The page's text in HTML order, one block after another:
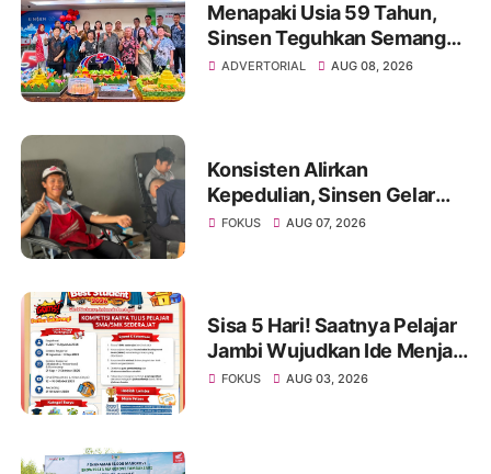
Menapaki Usia 59 Tahun,
Sinsen Teguhkan Semangat
“Sustainably Growing”
ADVERTORIAL AUG 08, 2026
Konsisten Alirkan
Kepedulian, Sinsen Gelar
Donor Darah ke-23 dalam
FOKUS AUG 07, 2026
Sisa 5 Hari! Saatnya Pelajar
Jambi Wujudkan Ide Menjadi
Prestasi di AHM Best
FOKUS AUG 03, 2026